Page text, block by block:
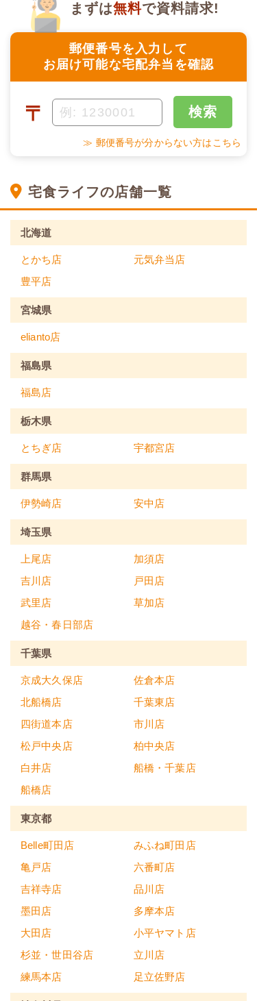
郵便番号を入力して
お届け可能な宅配弁当を確認
まずは無料で資料請求!
〒 検索
≫ 郵便番号が分からない方はこちら
宅食ライフの店舗一覧
北海道
とかち店
元気弁当店
豊平店
宮城県
elianto店
福島県
福島店
栃木県
とちぎ店 宇都宮店
群馬県
伊勢崎店 安中店
埼玉県
上尾店
加須店
吉川店
戸田店
武里店
草加店
越谷・春日部店
千葉県
京成大久保店
佐倉本店
北船橋店
千葉東店
四街道本店
市川店
松戸中央店
柏中央店
白井店
船橋・千葉店
船橋店
東京都
Belle町田店
みふね町田店
亀戸店
六番町店
吉祥寺店
品川店
墨田店
多摩本店
大田店
小平ヤマト店
杉並・世田谷店
立川店
練馬本店
足立佐野店